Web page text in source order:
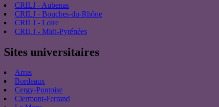
CRILJ - Aubenas
CRILJ - Bouches-du-Rhône
CRILJ - Loire
CRILJ - Midi-Pyrénées
Sites universitaires
Arras
Bordeaux
Cergy-Pontoise
Clermont-Ferrand